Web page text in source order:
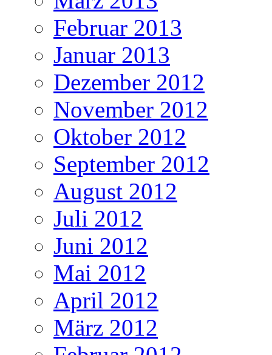
Februar 2013
Januar 2013
Dezember 2012
November 2012
Oktober 2012
September 2012
August 2012
Juli 2012
Juni 2012
Mai 2012
April 2012
März 2012